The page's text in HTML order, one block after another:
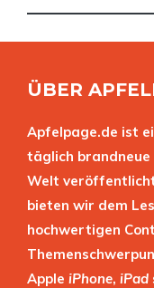
ÜBER
Apfelpage.de ist
täglich brandneue
Welt
bieten wir dem
hochwertigen
Apple iPhone, iPad